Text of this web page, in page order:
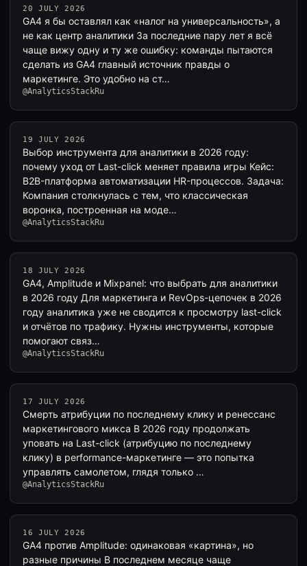
20 JULY 2026
GA4 я бы оставлял как «налог на универсальность», а
не как центр аналитики За последние пару лет я всё
чаще вижу одну и ту же ошибку: команды пытаются
сделать из GA4 главный источник правды о
маркетинге. Это удобно на ст…
@AnalyticsStackRu
19 JULY 2026
Выбор инструмента для аналитики в 2026 году:
почему уход от Last-click меняет правила игры Кейс:
B2B-платформа автоматизации HR-процессов. Задача:
Компания столкнулась с тем, что классическая
воронка, построенная на моде…
@AnalyticsStackRu
18 JULY 2026
GA4, Amplitude и Mixpanel: что выбрать для аналитики
в 2026 году Для маркетинга и RevOps-цепочек в 2026
году аналитика уже не сводится к просмотру last-click
и отчётов по трафику. Нужны инструменты, которые
помогают связ…
@AnalyticsStackRu
17 JULY 2026
Смерть атрибуции по последнему клику и ренессанс
маркетингового микса В 2026 году продолжать
уповать на Last-click (атрибуцию по последнему
клику) в performance-маркетинге — это попытка
управлять самолетом, глядя только …
@AnalyticsStackRu
16 JULY 2026
GA4 против Amplitude: одинаковая «картина», но
разные причины В последнем месяце чаще